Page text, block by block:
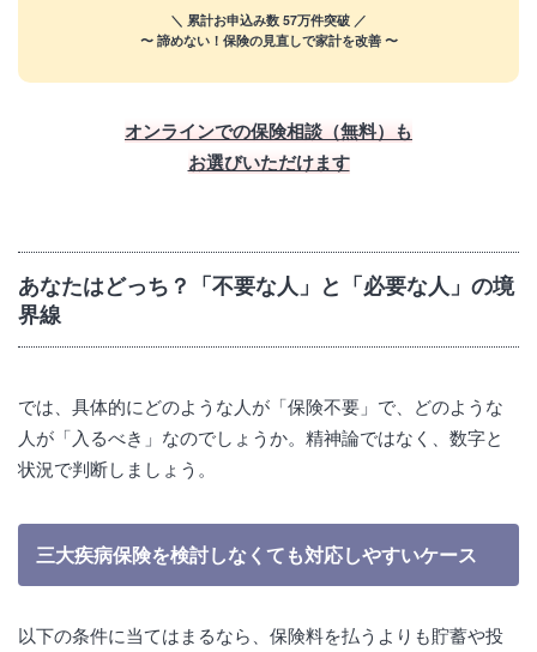
＼ 累計お申込み数 57万件突破 ／
〜 諦めない！保険の見直しで家計を改善 〜
プロ
オンラインでの保険相談（無料）も
お選びいただけます
あなたはどっち？「不要な人」と「必要な人」の境
界線
では、具体的にどのような人が「保険不要」で、どのような
人が「入るべき」なのでしょうか。精神論ではなく、数字と
状況で判断しましょう。
三大疾病保険を検討しなくても対応しやすいケース
以下の条件に当てはまるなら、保険料を払うよりも貯蓄や投